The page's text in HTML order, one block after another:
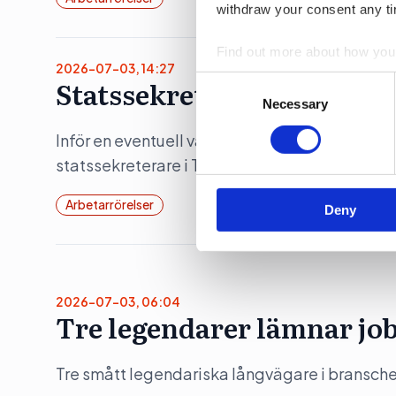
withdraw your consent any
Find out more about how
information about your use
other information that
Necessary
Deny
2026-07-03, 14:27
Statssekreterare lämnar
Inför en eventuell valförlust kan det vara
statssekreterare i Tidöregeringen på kort tid
Arbetarrörelser
2026-07-03, 06:04
Tre legendarer lämnar
Tre smått legendariska långvägare i